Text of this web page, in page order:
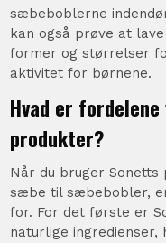
sæbeboblerne
kan også prøve at
former og størrelser
aktivitet for børnene.
Hvad er
produkter?
Når du bruger
sæbe til sæbebobler,
for. For det første er
naturlige ingredienser,